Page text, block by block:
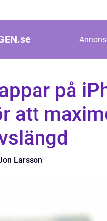
se
på
att
Larsson